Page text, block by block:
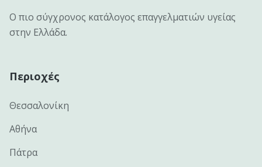
Ο πιο σύγχρονος κατάλογος επαγγελματιών υγείας
στην Ελλάδα.
Περιοχές
Θεσσαλονίκη
Αθήνα
Πάτρα